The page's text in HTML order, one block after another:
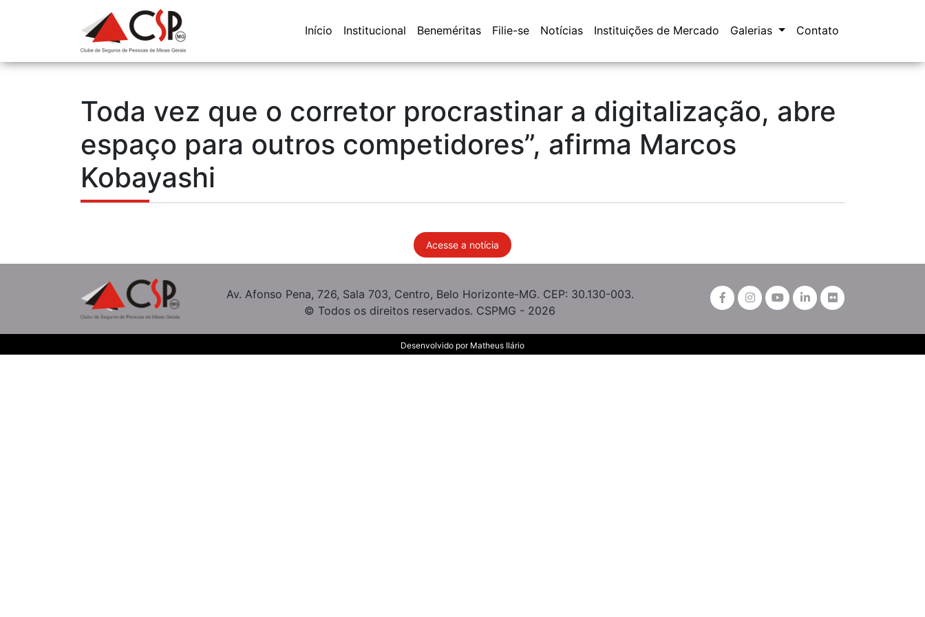
Início Institucional Beneméritas Filie-se Notícias Instituições de Mercado Galerias Contato
Toda vez que o corretor procrastinar a digitalização, abre
espaço para outros competidores”, afirma Marcos
Kobayashi
Acesse a notícia
Av. Afonso Pena, 726, Sala 703, Centro, Belo Horizonte-MG. CEP: 30.130-003.
© Todos os direitos reservados. CSPMG - 2026
Desenvolvido por Matheus Ilário